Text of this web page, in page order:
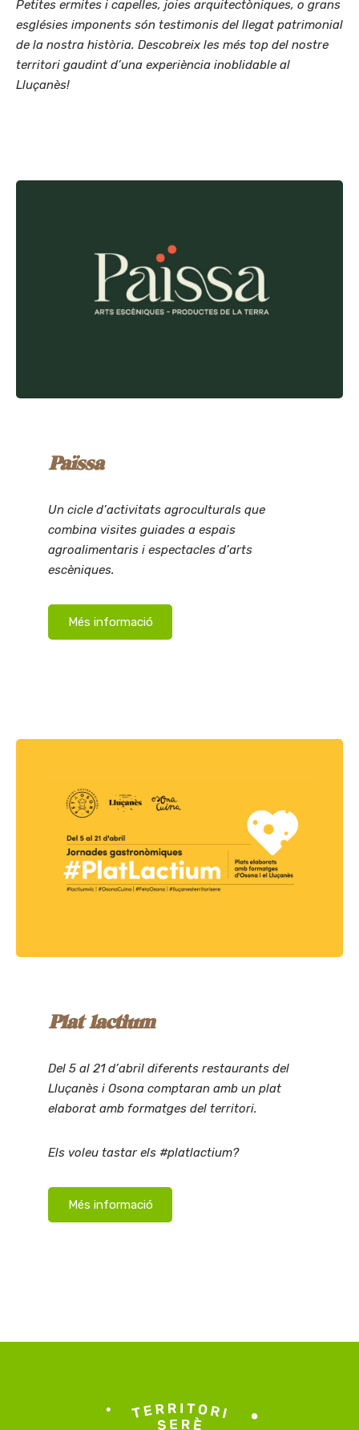
Petites ermites i capelles, joies arquitectòniques, o grans
esglésies imponents són testimonis del llegat patrimonial
de la nostra història. Descobreix les més top del nostre
territori gaudint d’una experiència inoblidable al
Lluçanès!
Païssa
Un cicle d’activitats agroculturals que
combina visites guiades a espais
agroalimentaris i espectacles d’arts
escèniques.
Més informació
Plat lactium
Del 5 al 21 d’abril diferents restaurants del
Lluçanès i Osona comptaran amb un plat
elaborat amb formatges del territori.
Els voleu tastar els #platlactium?
Més informació